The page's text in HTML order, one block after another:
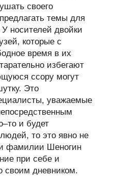
своего
темы для
носителей двойки
которые с
время в их
избегают
ссору могут
Это
уважаемые
и будет
то это явно не
фамилии Шеногин
при себе и
своим дневником.